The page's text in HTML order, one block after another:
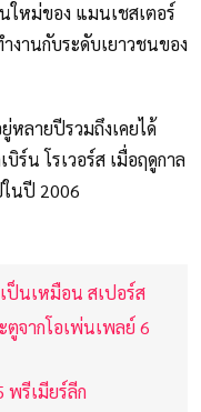
ใหม่ของ แมนเชสเตอร์
งานกับระดับเยาวชนของ
หลายปีรวมถึงเคยได้
ร์น โรเวอร์ส เมื่อฤดูกาล
นปี 2006
ป็นเหมือน สเปอร์ส
จากโอเพ่นเพลย์ 6
พรีเมียร์ลีก